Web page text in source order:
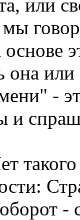
или
мы
она
-
-